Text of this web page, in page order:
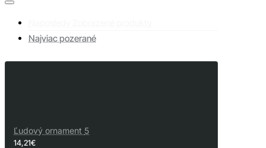
Najviac pozerané
Ľudový ornament 5
14,21€